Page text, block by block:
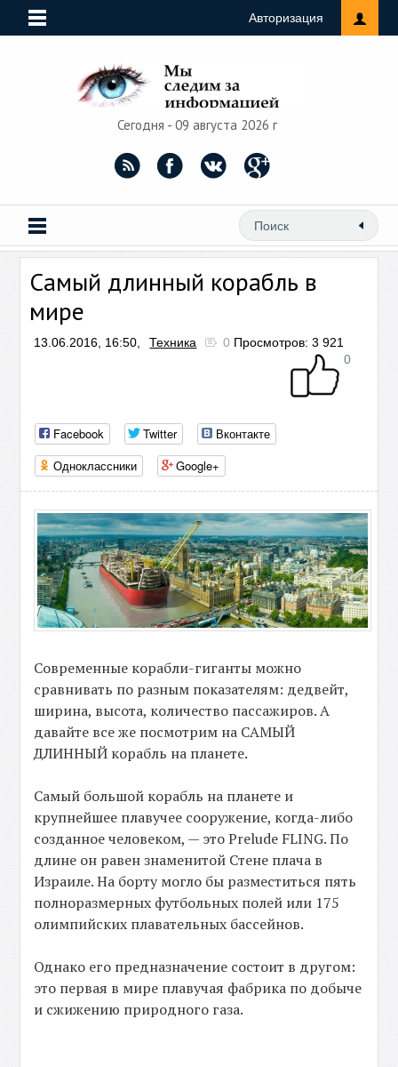
Авторизация
Сегодня - 09 августа 2026 г
Самый длинный корабль в
мире
13.06.2016, 16:50, Техника 0 Просмотров: 3 921
0
Facebook Twitter
Вконтакте
Одноклассники
Google+
Современные корабли-гиганты можно
сравнивать по разным показателям: дедвейт,
ширина, высота, количество пассажиров. А
давайте все же посмотрим на САМЫЙ
ДЛИННЫЙ корабль на планете.
Самый большой корабль на планете и
крупнейшее плавучее сооружение, когда-либо
созданное человеком, — это Prelude FLING. По
длине он равен знаменитой Стене плача в
Израиле. На борту могло бы разместиться пять
полноразмерных футбольных полей или 175
олимпийских плавательных бассейнов.
Однако его предназначение состоит в другом:
это первая в мире плавучая фабрика по добыче
и сжижению природного газа.